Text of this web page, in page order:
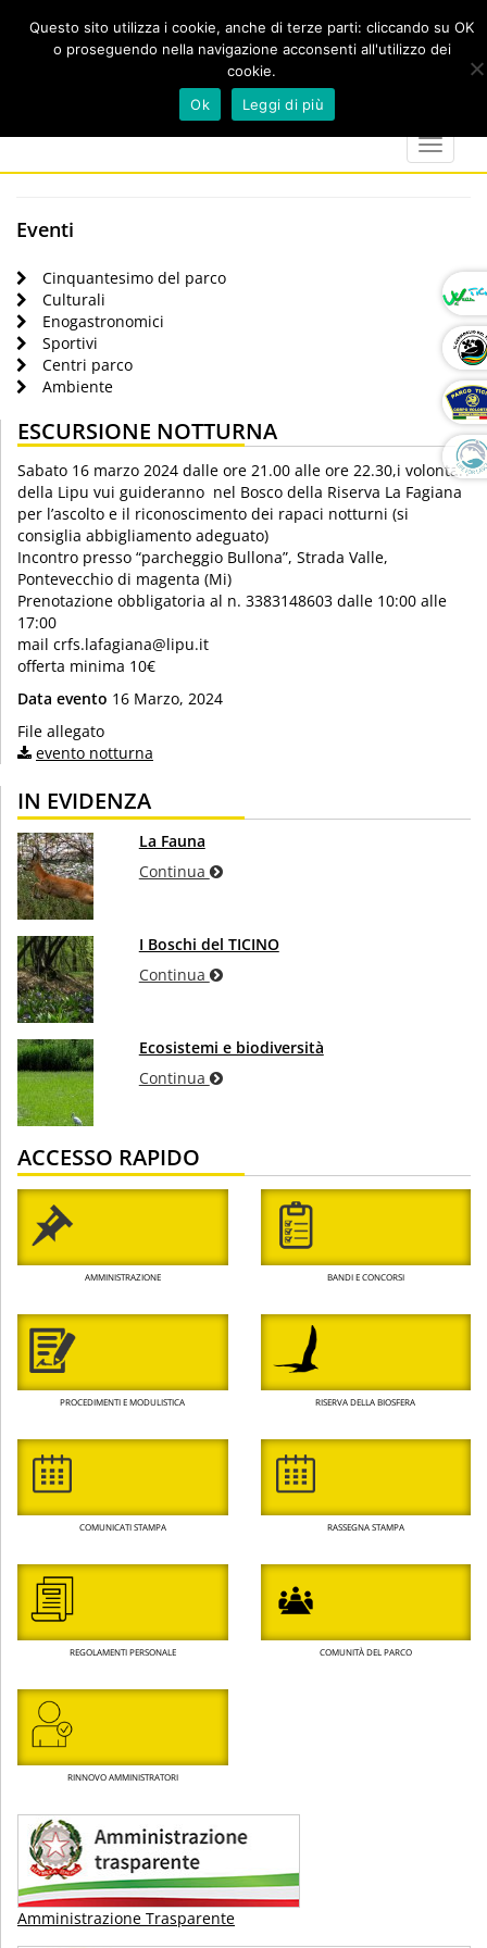
marker
calendar
Toggle
Eventi
Cinquantesimo del parco
Culturali
Enogastronomici
Sportivi
Centri parco
Ambiente
ESCURSIONE NOTTURNA
Sabato 16 marzo 2024 dalle ore 21.00 alle ore 22.30,i volontari
della Lipu vui guideranno nel Bosco della Riserva La Fagiana
per l’ascolto e il riconoscimento dei rapaci notturni (si
consiglia abbigliamento adeguato)
Incontro presso “parcheggio Bullona”, Strada Valle,
Pontevecchio di magenta (Mi)
Prenotazione obbligatoria al n. 3383148603 dalle 10:00 alle
17:00
mail crfs.lafagiana@lipu.it
offerta minima 10€
Data evento 16 Marzo, 2024
File allegato
evento notturna
IN EVIDENZA
La Fauna
Continua
I Boschi del TICINO
Continua
Ecosistemi e biodiversità
Continua
ACCESSO RAPIDO
AMMINISTRAZIONE BANDI E CONCORSI
PROCEDIMENTI E MODULISTICA RISERVA DELLA BIOSFERA
COMUNICATI STAMPA RASSEGNA STAMPA
REGOLAMENTI PERSONALE COMUNITÀ DEL PARCO
RINNOVO AMMINISTRATORI
Amministrazione Trasparente
Questo sito utilizza i cookie, anche di terze parti: cliccando su OK
o proseguendo nella navigazione acconsenti all'utilizzo dei
cookie.
Ok
Leggi di più